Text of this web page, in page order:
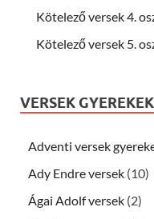
Kötelező versek 4.
Kötelező versek 5.
VERSEK
Adventi versek
Ady Endre versek (10)
Ágai Adolf versek (2)